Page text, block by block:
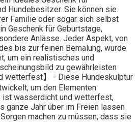
Hundebesitzer. Sie können sie
Familie oder sogar sich selbst
Geschenk für Geburtstage,
Anlässe. Jeder Aspekt, von
bis zur feinen Bemalung, wurde
um ein realistisches und
zu gewährleisten
wetterfest】 - Diese Hundeskulptur
um den Elementen
ist wasserdicht und wetterfest,
ganze Jahr über im Freien lassen
machen zu müssen, dass sie